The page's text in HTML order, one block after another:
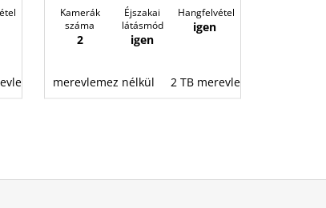
4 TB merevlemez 8 TB merevlemez
Kamerák
száma
2
Éjszakai
látásmód
igen
Hangfelvétel
igen
merevlemez nélkül 2 TB merevlemez